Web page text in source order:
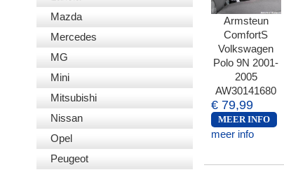
Mazda
Mercedes
MG
Mini
Mitsubishi
Nissan
Opel
Peugeot
Armsteun
ComfortS
Volkswagen
Polo 9N 2001-
2005
AW30141680
€ 79,99
MEER INFO
meer info